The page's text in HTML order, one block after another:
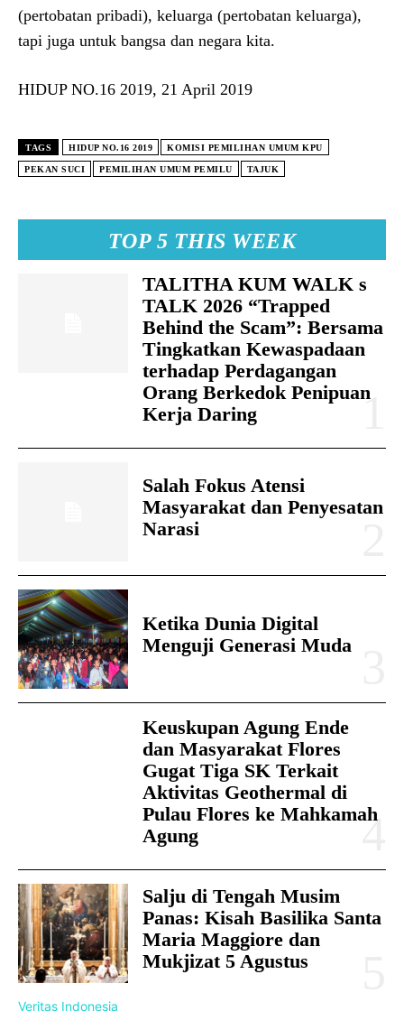
TOP 5 THIS WEEK
TALITHA KUM WALK s
TALK 2026 “Trapped
Behind the Scam”: Bersama
Tingkatkan Kewaspadaan
terhadap Perdagangan
Orang Berkedok Penipuan
Kerja Daring
Salah Fokus Atensi
Masyarakat dan Penyesatan
Narasi
Ketika Dunia Digital
Menguji Generasi Muda
Keuskupan Agung Ende
dan Masyarakat Flores
Gugat Tiga SK Terkait
Aktivitas Geothermal di
Pulau Flores ke Mahkamah
Agung
Salju di Tengah Musim
Panas: Kisah Basilika Santa
Maria Maggiore dan
Mukjizat 5 Agustus
Veritas Indonesia
(pertobatan pribadi), keluarga (pertobatan keluarga),
tapi juga untuk bangsa dan negara kita.
HIDUP NO.16 2019, 21 April 2019
TAGS HIDUP NO.16 2019 KOMISI PEMILIHAN UMUM KPU
PEKAN SUCI PEMILIHAN UMUM PEMILU TAJUK